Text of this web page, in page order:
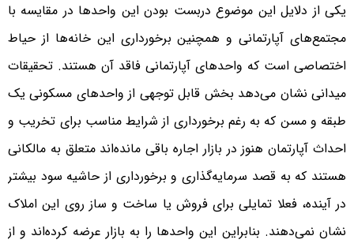
یکی از دلایل این موضوع دربست بودن این واحدها در مقایسه با
مجتمع‌های آپارتمانی و همچنین برخورداری این خانه‌ها از حیاط
اختصاصی است که واحدهای آپارتمانی فاقد آن هستند. تحقیقات
میدانی نشان می‌دهد بخش قابل توجهی از واحدهای مسکونی یک
طبقه و مسن که به رغم برخورداری از شرایط مناسب برای تخریب و
احداث آپارتمان هنوز در بازار اجاره باقی مانده‌اند متعلق به مالکانی
هستند که به قصد سرمایه‌گذاری و برخورداری از حاشیه سود بیشتر
در آینده، فعلا تمایلی برای فروش یا ساخت و ساز روی این املاک
نشان نمی‌دهند. بنابراین این واحدها را به بازار عرضه کرده‌اند و از